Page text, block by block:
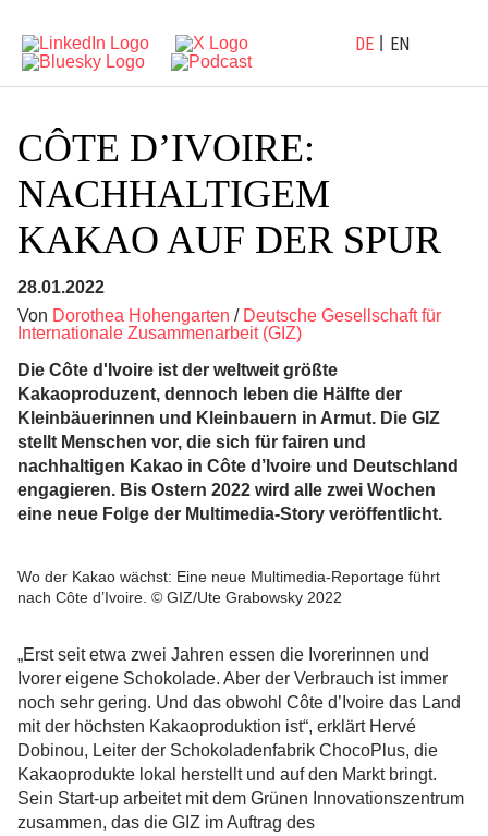
DE EN
CÔTE D’IVOIRE:
NACHHALTIGEM
KAKAO AUF DER SPUR
28.01.2022
Von Dorothea Hohengarten / Deutsche Gesellschaft für
Internationale Zusammenarbeit (GIZ)
Die Côte d'Ivoire ist der weltweit größte
Kakaoproduzent, dennoch leben die Hälfte der
Kleinbäuerinnen und Kleinbauern in Armut. Die GIZ
stellt Menschen vor, die sich für fairen und
nachhaltigen Kakao in Côte d’Ivoire und Deutschland
engagieren. Bis Ostern 2022 wird alle zwei Wochen
eine neue Folge der Multimedia-Story veröffentlicht.
Wo der Kakao wächst: Eine neue Multimedia-Reportage führt
nach Côte d’Ivoire. © GIZ/Ute Grabowsky 2022
„Erst seit etwa zwei Jahren essen die Ivorerinnen und
Ivorer eigene Schokolade. Aber der Verbrauch ist immer
noch sehr gering. Und das obwohl Côte d’Ivoire das Land
mit der höchsten Kakaoproduktion ist“, erklärt Hervé
Dobinou, Leiter der Schokoladenfabrik ChocoPlus, die
Kakaoprodukte lokal herstellt und auf den Markt bringt.
Sein Start-up arbeitet mit dem Grünen Innovationszentrum
zusammen, das die GIZ im Auftrag des